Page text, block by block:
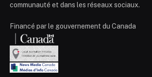
communauté et dans les réseaux sociaux.
Financé par le gouvernement du Canada